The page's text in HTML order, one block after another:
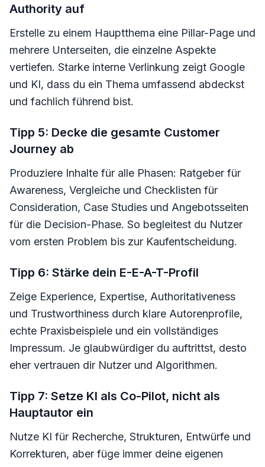
Authority auf
Erstelle zu einem Hauptthema eine Pillar-Page und
mehrere Unterseiten, die einzelne Aspekte
vertiefen. Starke interne Verlinkung zeigt Google
und KI, dass du ein Thema umfassend abdeckst
und fachlich führend bist.
Tipp 5: Decke die gesamte Customer
Journey ab
Produziere Inhalte für alle Phasen: Ratgeber für
Awareness, Vergleiche und Checklisten für
Consideration, Case Studies und Angebotsseiten
für die Decision-Phase. So begleitest du Nutzer
vom ersten Problem bis zur Kaufentscheidung.
Tipp 6: Stärke dein E-E-A-T-Profil
Zeige Experience, Expertise, Authoritativeness
und Trustworthiness durch klare Autorenprofile,
echte Praxisbeispiele und ein vollständiges
Impressum. Je glaubwürdiger du auftrittst, desto
eher vertrauen dir Nutzer und Algorithmen.
Tipp 7: Setze KI als Co-Pilot, nicht als
Hauptautor ein
Nutze KI für Recherche, Strukturen, Entwürfe und
Korrekturen, aber füge immer deine eigenen